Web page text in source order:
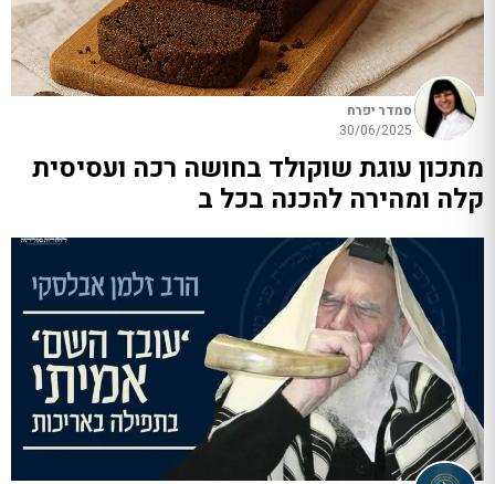
סמדר יפרח
30/06/2025
מתכון עוגת שוקולד בחושה רכה ועסיסית
קלה ומהירה להכנה בכל ב